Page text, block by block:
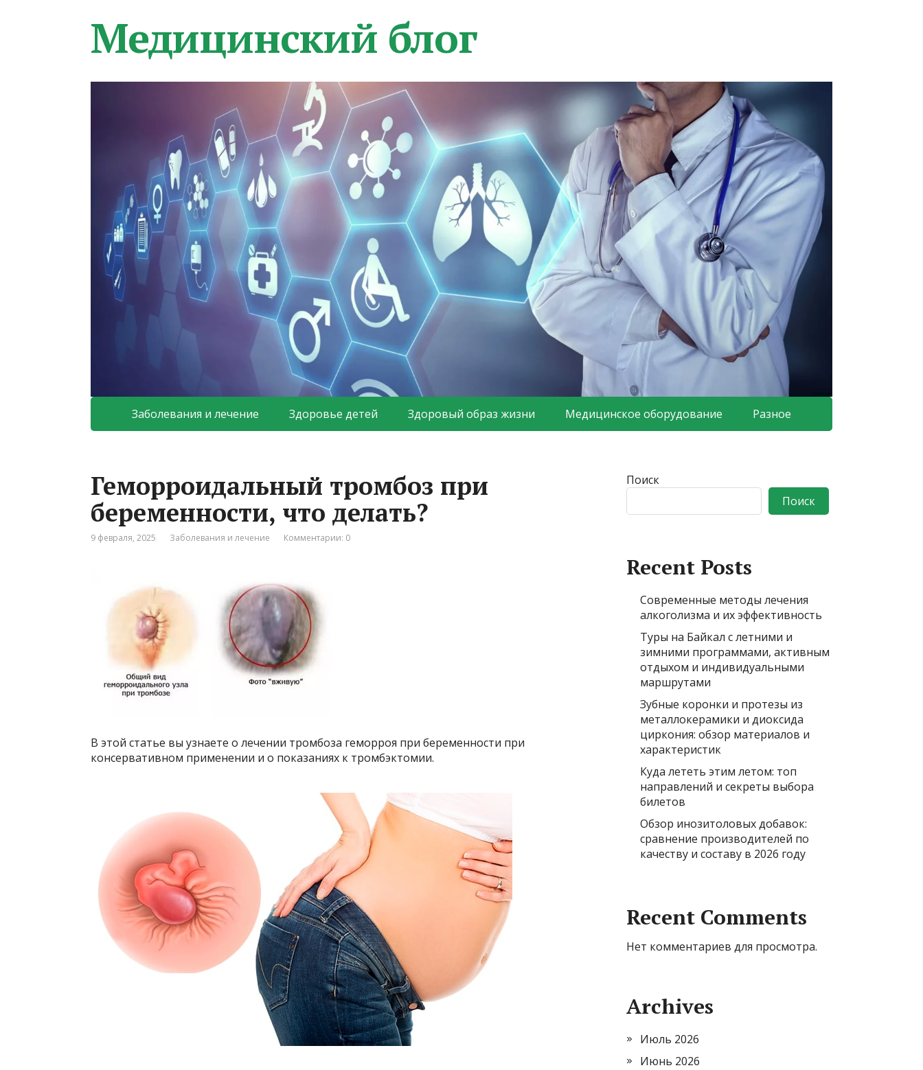
Медицинский блог
Заболевания и лечение Здоровье детей Здоровый образ жизни Медицинское оборудование Разное
Геморроидальный тромбоз при
беременности, что делать?
9 февраля, 2025 Заболевания и лечение Комментарии: 0
В этой статье вы узнаете о лечении тромбоза геморроя при беременности при
консервативном применении и о показаниях к тромбэктомии.
Поиск
Поиск
Recent Posts
Современные методы лечения
алкоголизма и их эффективность
Туры на Байкал с летними и
зимними программами, активным
отдыхом и индивидуальными
маршрутами
Зубные коронки и протезы из
металлокерамики и диоксида
циркония: обзор материалов и
характеристик
Куда лететь этим летом: топ
направлений и секреты выбора
билетов
Обзор инозитоловых добавок:
сравнение производителей по
качеству и составу в 2026 году
Recent Comments
Нет комментариев для просмотра.
Archives
Июль 2026
Июнь 2026